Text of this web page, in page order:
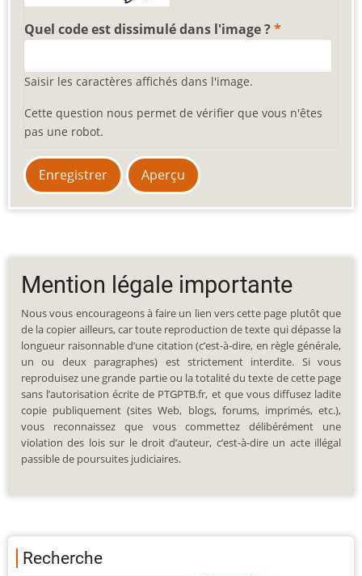
Quel code est dissimulé dans l'image ?
Saisir les caractères affichés dans l'image.
Cette question nous permet de vérifier que vous n'êtes
pas une robot.
Mention légale importante
Nous vous encourageons à faire un lien vers cette page plutôt que
de la copier ailleurs, car toute reproduction de texte qui dépasse la
longueur raisonnable d’une citation (c’est-à-dire, en règle générale,
un ou deux paragraphes) est strictement interdite. Si vous
reproduisez une grande partie ou la totalité du texte de cette page
sans l’autorisation écrite de PTGPTB.fr, et que vous diffusez ladite
copie publiquement (sites Web, blogs, forums, imprimés, etc.),
vous reconnaissez que vous commettez délibérément une
violation des lois sur le droit d’auteur, c’est-à-dire un acte illégal
passible de poursuites judiciaires.
Recherche